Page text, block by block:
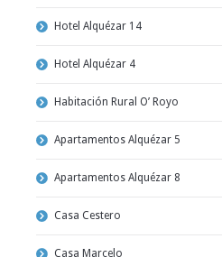
Hotel Alquézar 14
Hotel Alquézar 4
Habitación Rural O’ Royo
Apartamentos Alquézar 5
Apartamentos Alquézar 8
Casa Cestero
Casa Marcelo